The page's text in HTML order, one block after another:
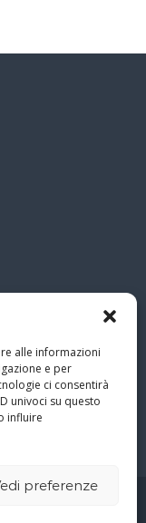
alle informazioni
e per
ci consentirà
univoci su questo
influire
preferenze